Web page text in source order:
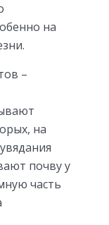
на
–
на
почву у
часть